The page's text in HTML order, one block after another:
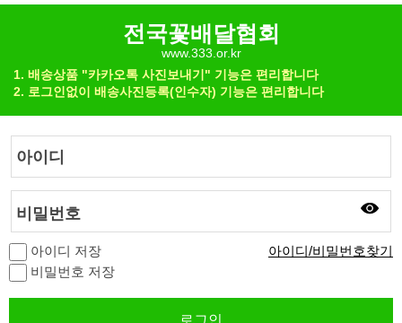
전국꽃배달협회
www.333.or.kr
1. 배송상품 "카카오톡 사진보내기" 기능은 편리합니다
2. 로그인없이 배송사진등록(인수자) 기능은 편리합니다
비밀번호
아이디 저장
비밀번호 저장
아이디/비밀번호찾기